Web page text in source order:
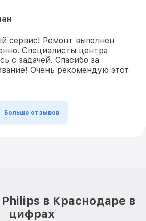
сервис! Ремонт выполнен
Специалисты центра
с задачей. Спасибо за
Очень рекомендую этот
Больше отзывов
в Краснодаре в
цифрах